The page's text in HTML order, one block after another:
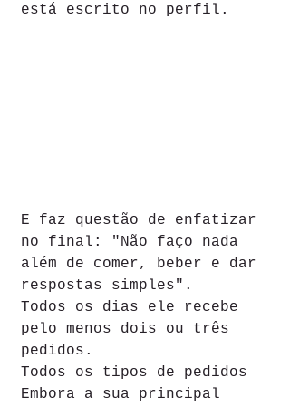
está escrito no perfil.
E faz questão de enfatizar
no final: "Não faço nada
além de comer, beber e dar
respostas simples".
Todos os dias ele recebe
pelo menos dois ou três
pedidos.
Todos os tipos de pedidos
Embora a sua principal